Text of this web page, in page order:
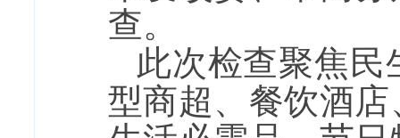
查。
此次检查聚焦
型商超、餐饮酒